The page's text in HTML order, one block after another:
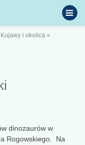
Kujawy i okolica »
dinozaurów w
Rogowskiego. Na